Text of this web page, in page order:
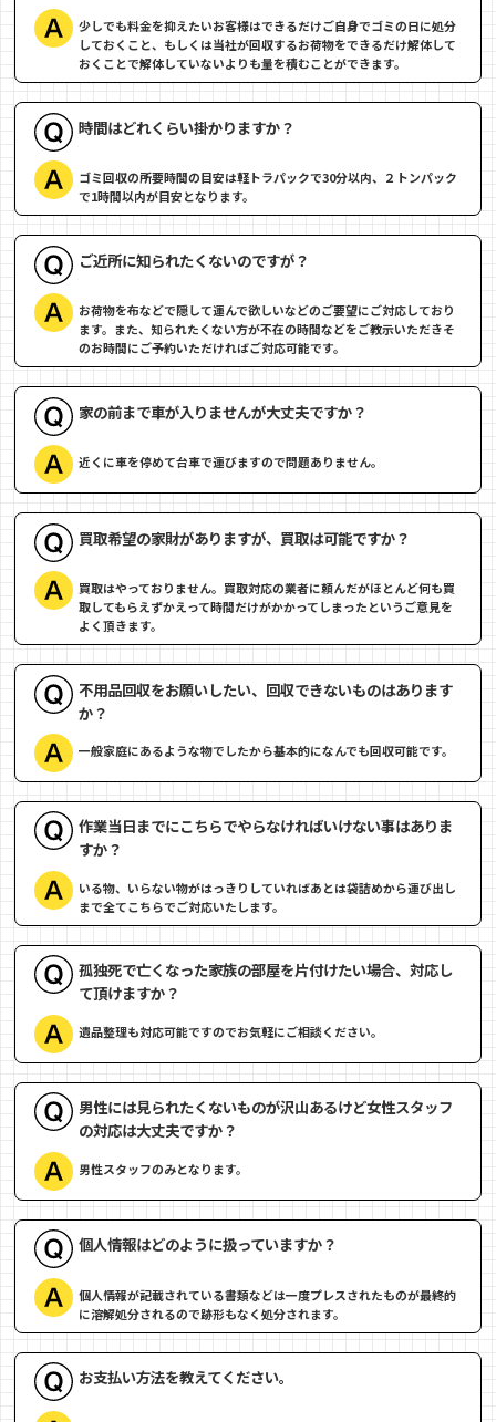
少しでも料金を抑えたいお客様はできるだけご自身でゴミの日に処分
しておくこと、もしくは当社が回収するお荷物をできるだけ解体して
おくことで解体していないよりも量を積むことができます。
時間はどれくらい掛かりますか？
ゴミ回収の所要時間の目安は軽トラパックで30分以内、２トンパック
で1時間以内が目安となります。
ご近所に知られたくないのですが？
お荷物を布などで隠して運んで欲しいなどのご要望にご対応しており
ます。また、知られたくない方が不在の時間などをご教示いただきそ
のお時間にご予約いただければご対応可能です。
家の前まで車が入りませんが大丈夫ですか？
近くに車を停めて台車で運びますので問題ありません。
買取希望の家財がありますが、買取は可能ですか？
買取はやっておりません。買取対応の業者に頼んだがほとんど何も買
取してもらえずかえって時間だけがかかってしまったというご意見を
よく頂きます。
不用品回収をお願いしたい、回収できないものはあります
か？
一般家庭にあるような物でしたから基本的になんでも回収可能です。
作業当日までにこちらでやらなければいけない事はありま
すか？
いる物、いらない物がはっきりしていればあとは袋詰めから運び出し
まで全てこちらでご対応いたします。
孤独死で亡くなった家族の部屋を片付けたい場合、対応し
て頂けますか？
遺品整理も対応可能ですのでお気軽にご相談ください。
男性には見られたくないものが沢山あるけど女性スタッフ
の対応は大丈夫ですか？
男性スタッフのみとなります。
個人情報はどのように扱っていますか？
個人情報が記載されている書類などは一度プレスされたものが最終的
に溶解処分されるので跡形もなく処分されます。
お支払い方法を教えてください。